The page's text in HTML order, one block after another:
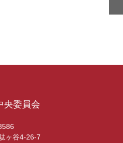
央委員会
ヶ谷4-26-7